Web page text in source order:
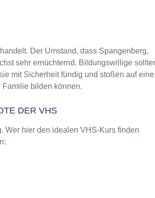
Der Umstand, dass Spangenberg,
sehr ernüchternd. Bildungswillige
mit Sicherheit fündig und stoßen auf eine
bilden können.
DER VHS
Wer hier den idealen VHS-Kurs finden